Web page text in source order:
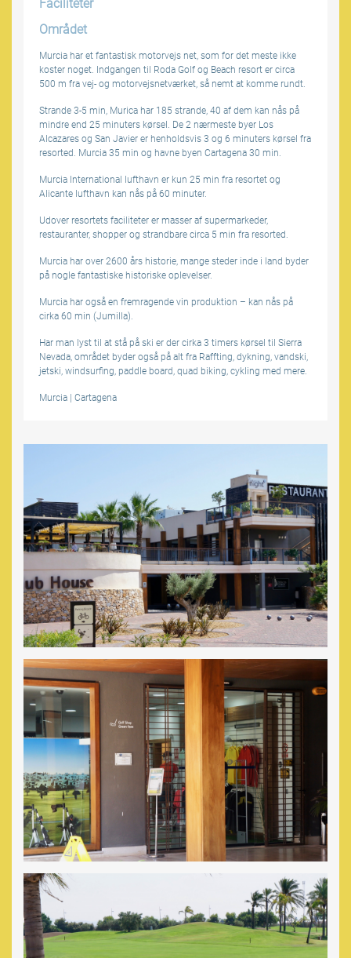
Faciliteter
Området
Murcia har et fantastisk motorvejs net, som for det meste ikke
koster noget. Indgangen til Roda Golf og Beach resort er circa
500 m fra vej- og motorvejsnetværket, så nemt at komme rundt.
Strande 3-5 min, Murica har 185 strande, 40 af dem kan nås på
mindre end 25 minuters kørsel. De 2 nærmeste byer Los
Alcazares og San Javier er henholdsvis 3 og 6 minuters kørsel fra
resorted. Murcia 35 min og havne byen Cartagena 30 min.
Murcia International lufthavn er kun 25 min fra resortet og
Alicante lufthavn kan nås på 60 minuter.
Udover resortets faciliteter er masser af supermarkeder,
restauranter, shopper og strandbare circa 5 min fra resorted.
Murcia har over 2600 års historie, mange steder inde i land byder
på nogle fantastiske historiske oplevelser.
Murcia har også en fremragende vin produktion – kan nås på
cirka 60 min (Jumilla).
Har man lyst til at stå på ski er der cirka 3 timers kørsel til Sierra
Nevada, området byder også på alt fra Raffting, dykning, vandski,
jetski, windsurfing, paddle board, quad biking, cykling med mere.
Murcia Cartagena